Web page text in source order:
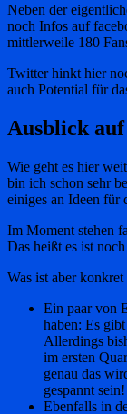
Neben der
noch Infos auf
mittlerweile 180
Twitter hinkt hier
auch Potential für
Ausblick auf
Wie geht es hier
bin ich schon sehr
einiges an Ideen für
Im Moment stehen
Das heißt es ist
Was ist aber
Ein paar von
haben: Es
Allerdings
im ersten
genau das
gespannt sein!
Ebenfalls in